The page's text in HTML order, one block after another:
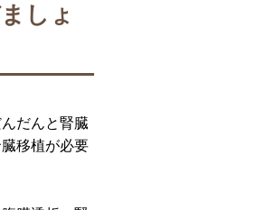
しょ
だんと腎臓
移植が必要